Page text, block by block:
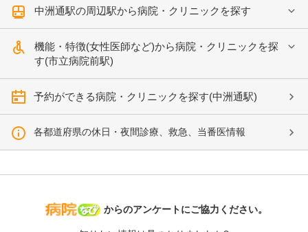
中洲通駅の周辺駅から病院・クリニックを探す
機能・特徴(女性医師など)から病院・クリニックを探
す(市立病院前駅)
予約ができる病院・クリニックを探す(中洲通駅)
各都道府県の休日・夜間診療、救急、当番医情報
病院なび
からのアンケートにご協力ください。